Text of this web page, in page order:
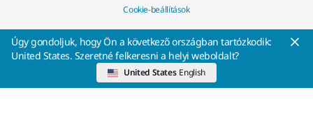
Cookie-beállítások
Úgy gondoljuk, hogy Ön a következő országban tartózkodik:
United States. Szeretné felkeresni a helyi weboldalt?
United States English